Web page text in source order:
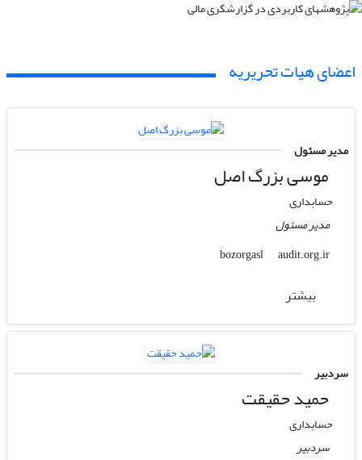
اعضای هیات تحریریه
مدیر مسئول
موسی بزرگ اصل
حسابداری
مدیر مسئول
bozorgasl
audit.org.ir
بیشتر
سردبیر
حمید حقیقت
حسابداری
سردبیر